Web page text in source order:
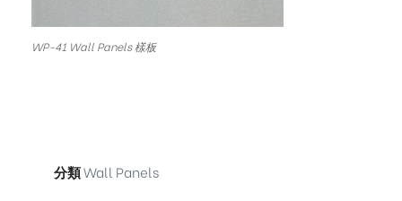
WP-41 Wall Panels 樣板
分類Wall Panels